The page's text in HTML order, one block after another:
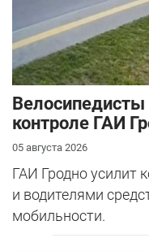
Велосипедисты
контроле ГАИ
05 августа 2026
ГАИ Гродно усилит
и водителями
мобильности.